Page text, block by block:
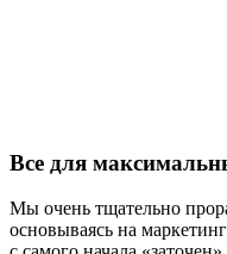
Все для
Мы очень тщательно
основываясь на